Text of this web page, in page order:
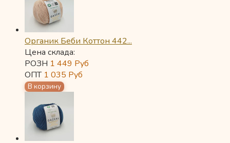
Органик Беби Коттон 442...
Цена склада:
РОЗН 1 449 Руб
ОПТ 1 035 Руб